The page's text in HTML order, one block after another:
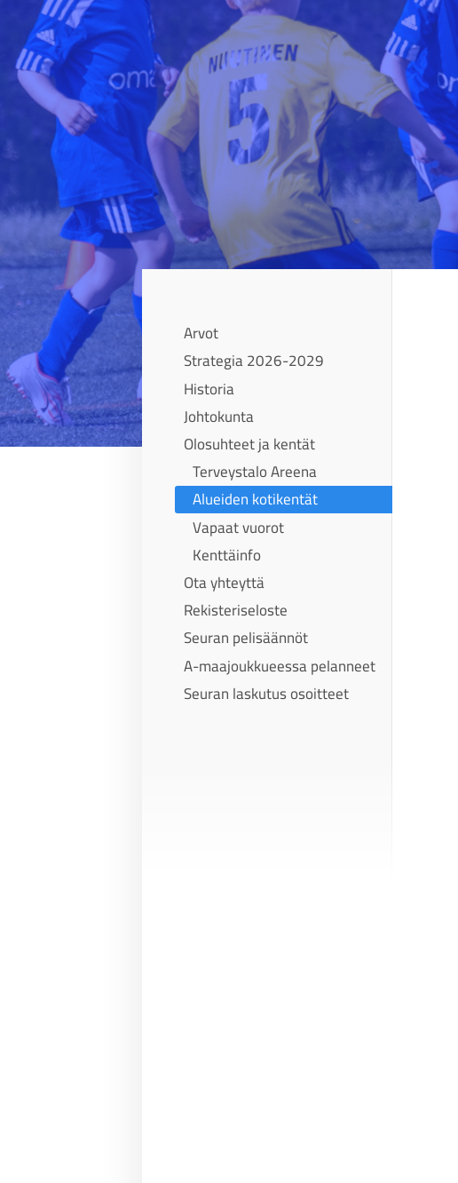
Siirry
sivun
sisältöön
Sivuston etusivulle
Arvot
Strategia 2026-2029
Historia
Johtokunta
Olosuhteet ja kentät
Terveystalo Areena
Alueiden kotikentät
Vapaat vuorot
Kenttäinfo
Ota yhteyttä
Rekisteriseloste
Seuran pelisäännöt
A-maajoukkueessa pelanneet
Seuran laskutus osoitteet